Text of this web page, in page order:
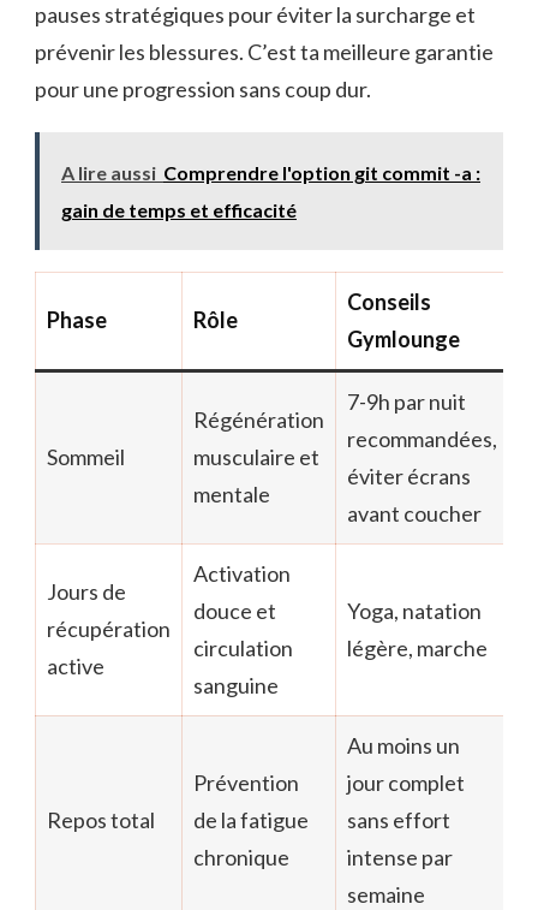
pauses stratégiques pour éviter la surcharge et
prévenir les blessures. C’est ta meilleure garantie
pour une progression sans coup dur.
A lire aussi Comprendre l'option git commit -a :
gain de temps et efficacité
Phase Rôle
Conseils
Gymlounge
Sommeil
Régénération
musculaire et
mentale
7-9h par nuit
recommandées,
éviter écrans
avant coucher
Jours de
récupération
active
Activation
douce et
circulation
sanguine
Yoga, natation
légère, marche
Repos total
Prévention
de la fatigue
chronique
Au moins un
jour complet
sans effort
intense par
semaine